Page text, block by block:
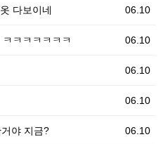
06.10
다보이네
06.10
ㅋㅋㅋㅋㅋㅋ
06.10
06.10
06.10
야 지금?